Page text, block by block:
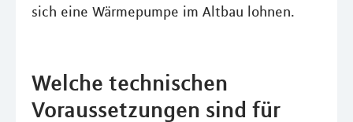
sich eine Wärmepumpe im Altbau lohnen.
Welche technischen
Voraussetzungen sind für